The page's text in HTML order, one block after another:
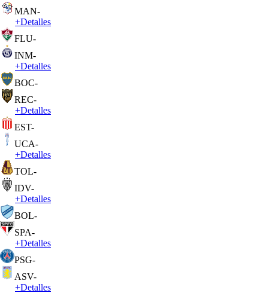
MAN-
+Detalles
FLU-
INM-
+Detalles
BOC-
REC-
+Detalles
EST-
UCA-
+Detalles
TOL-
IDV-
+Detalles
BOL-
SPA-
+Detalles
PSG-
ASV-
+Detalles